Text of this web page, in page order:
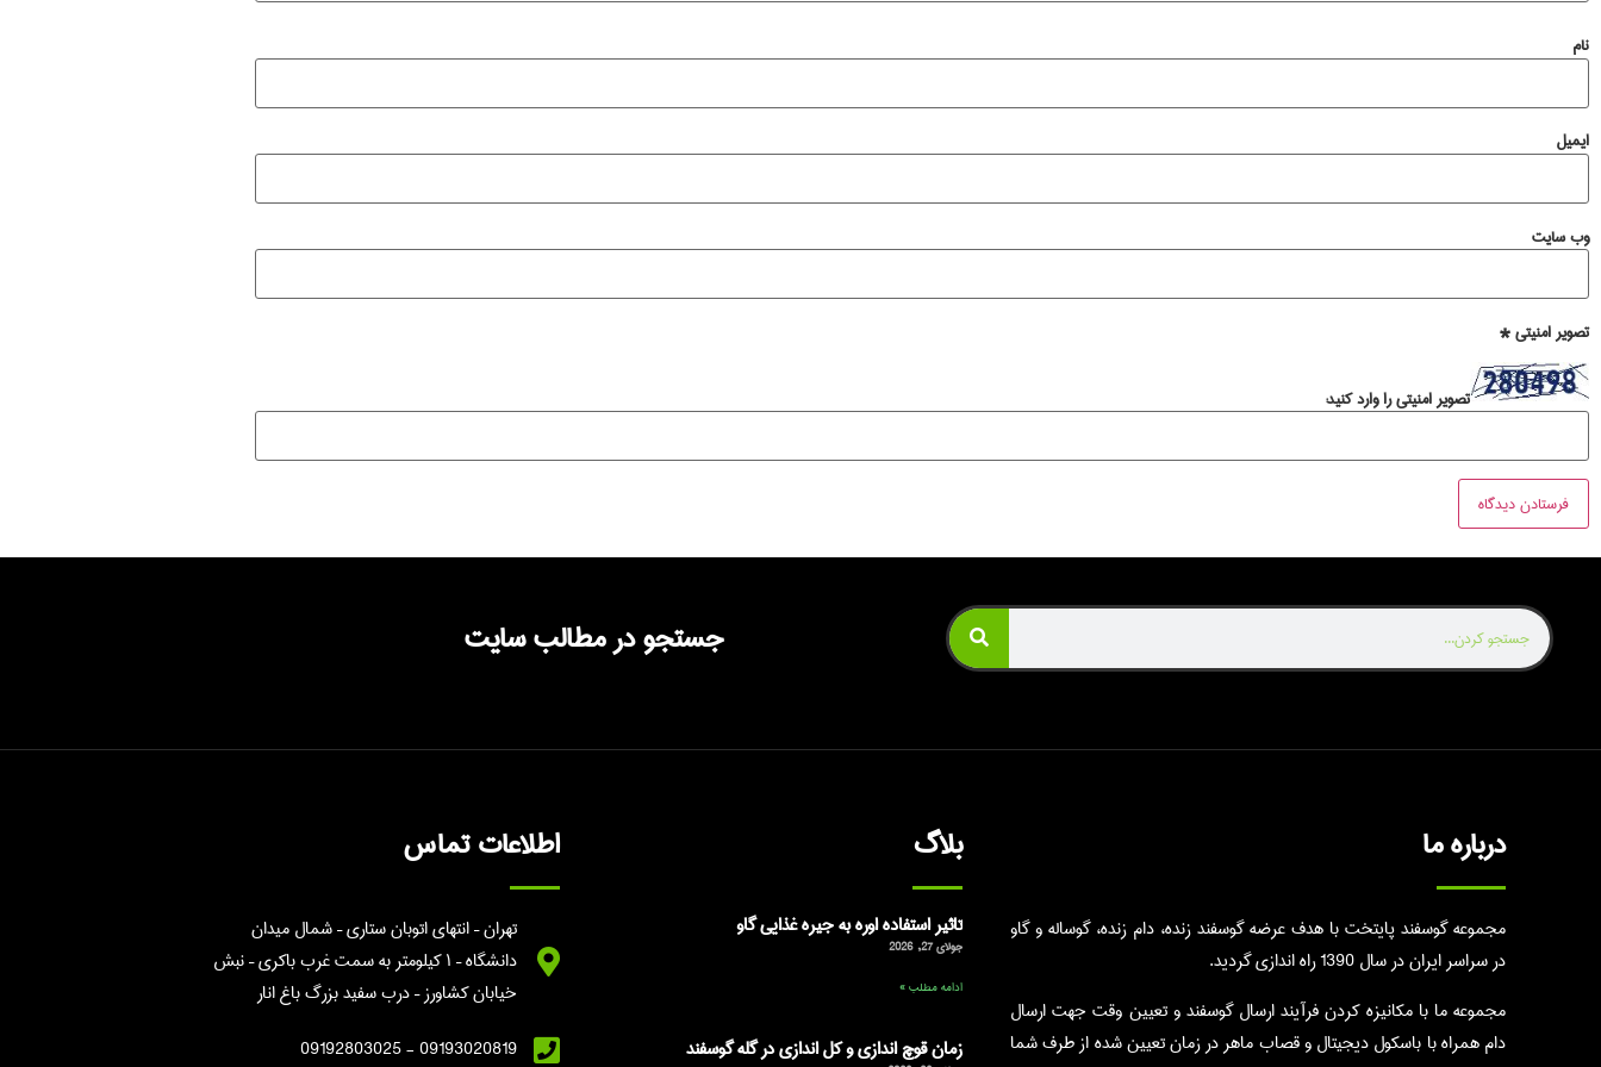
نام
ایمیل
وب‌ سایت
تصویر امنیتی*
تصویر امنیتی را وارد کنید:
جستجو در مطالب سایت
درباره ما
مجموعه گوسفند پایتخت با هدف عرضه گوسفند زنده، دام زنده، گوساله و گاو
در سراسر ایران در سال 1390 راه اندازی گردید.
مجموعه ما با مکانیزه کردن فرآیند ارسال گوسفند و تعیین وقت جهت ارسال
دام همراه با باسکول دیجیتال و قصاب ماهر در زمان تعیین شده از طرف شما
بلاگ
تاثیر استفاده اوره به جیره غذایی گاو
جولای 27, 2026
ادامه مطلب »
زمان قوچ اندازی و کل اندازی در گله گوسفند
اطلاعات تماس
تهران – انتهای اتوبان ستاری – شمال میدان
دانشگاه – ۱ کیلومتر به سمت غرب باکری – نبش
خیابان کشاورز – درب سفید بزرگ باغ انار
09193020819 - 09192803025